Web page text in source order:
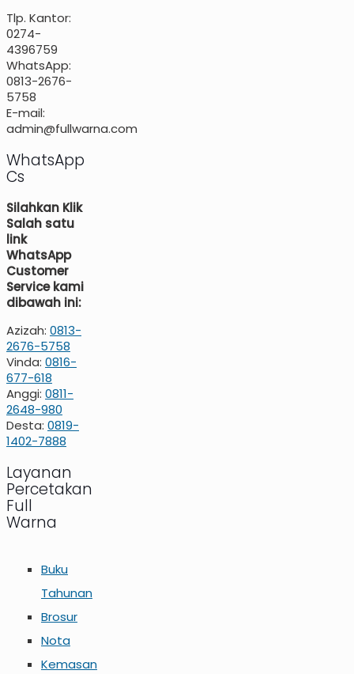
Tlp. Kantor:
0274-
4396759
WhatsApp:
0813-2676-
5758
E-mail:
admin@fullwarna.com
WhatsApp
Cs
Silahkan Klik
Salah satu
link
WhatsApp
Customer
Service kami
dibawah ini:
Azizah: 0813-
2676-5758
Vinda: 0816-
677-618
Anggi: 0811-
2648-980
Desta: 0819-
1402-7888
Layanan
Percetakan
Full
Warna
Buku
Tahunan
Brosur
Nota
Kemasan